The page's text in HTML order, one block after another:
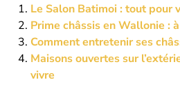
Le Salon Batimoi : tout pour
Prime châssis en Wallonie :
Comment entretenir ses
Maisons ouvertes sur
vivre